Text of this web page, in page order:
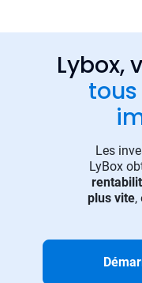
Lybox,
Les
LyBox
plus vite,